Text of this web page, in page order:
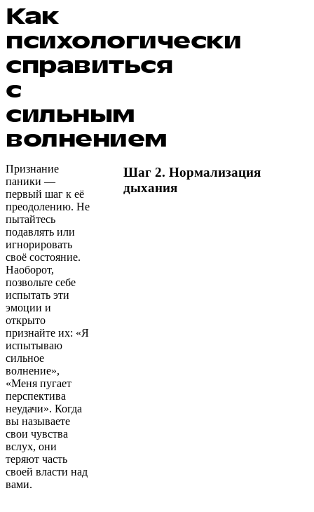
Как
психологически
справиться
с
сильным
волнением
Признание
паники —
первый шаг к её
преодолению. Не
пытайтесь
подавлять или
игнорировать
своё состояние.
Наоборот,
позвольте себе
испытать эти
эмоции и
открыто
признайте их: «Я
испытываю
сильное
волнение»,
«Меня пугает
перспектива
неудачи». Когда
вы называете
свои чувства
вслух, они
теряют часть
своей власти над
вами.
Шаг 2. Нормализация
дыхания